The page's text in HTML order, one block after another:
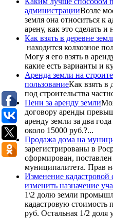
администрацииВозле
земля она относиться к
арену, как это сделать
Как взять в деревне
находится колхозное
Могу я его взять в
какие есть варианты и
Аренда земли на
пользованиеКак взять в
под строительства
Пени за аренду земли
договору аренды
аренду земли за два
около 15000 руб.?...
Продажа дома на
зарегистрированы в
сформирован, поставлен
муниципалитета. Прав
Изменение кадастровой
изменить назначение
1\2 долю земли
кадастровую стоимость
руб. Остальная 1/2 доля